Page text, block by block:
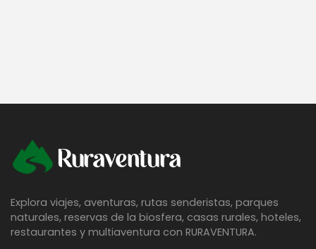
Ruraventura
Explora viajes, aventuras, rutas senderistas, parques
naturales, reservas de la biosfera, casas rurales, hoteles,
restaurantes y multiaventura con RURAVENTURA.